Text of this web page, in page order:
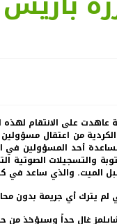
عاهدت على
من اعتقال
أحد المسؤولين
والتسجيلات الصوتية
الميت. والذي ساعد في